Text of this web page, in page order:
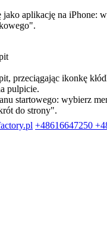
jako aplikację na iPhone:
przeciągając ikonkę
pulpicie.
startowego: wybierz
do strony".
+48616647250